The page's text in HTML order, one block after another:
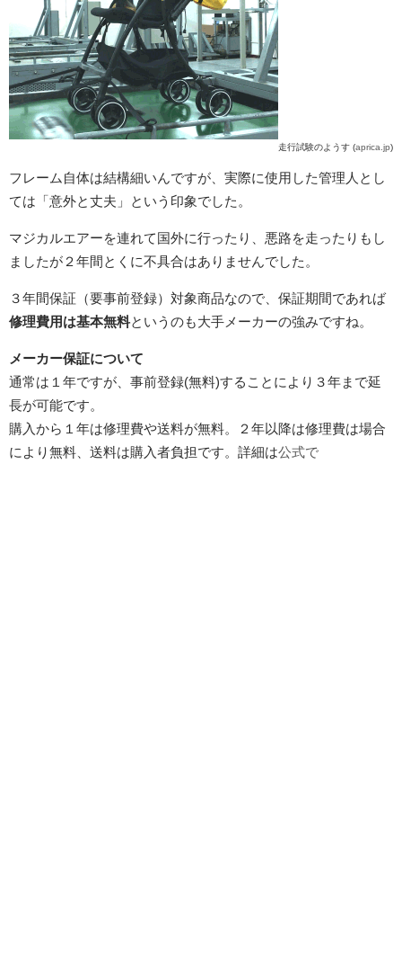
走行試験のようす (aprica.jp)
フレーム自体は結構細いんですが、実際に使用した管理人とし
ては「意外と丈夫」という印象でした。
マジカルエアーを連れて国外に行ったり、悪路を走ったりもし
ましたが２年間とくに不具合はありませんでした。
３年間保証（要事前登録）対象商品なので、保証期間であれば
修理費用は基本無料というのも大手メーカーの強みですね。
メーカー保証について
通常は１年ですが、事前登録(無料)することにより３年まで延
長が可能です。
購入から１年は修理費や送料が無料。２年以降は修理費は場合
により無料、送料は購入者負担です。詳細は公式で